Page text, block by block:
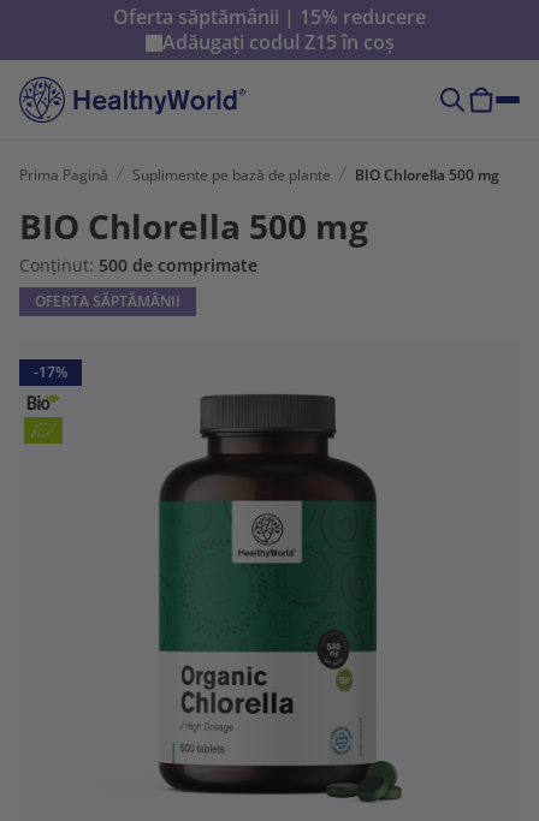
Oferta săptămânii | 15% reducere
Adăugați codul Z15în coș
Prima Pagină Suplimente pe bază de plante BIO Chlorella 500 mg
BIO Chlorella 500 mg
Conținut: 500 de comprimate
OFERTA SĂPTĂMÂNII
-17%